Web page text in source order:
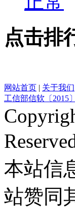
点击排
网站首页 | 关于我们
工信部信软〔2015
本站信
站赞同